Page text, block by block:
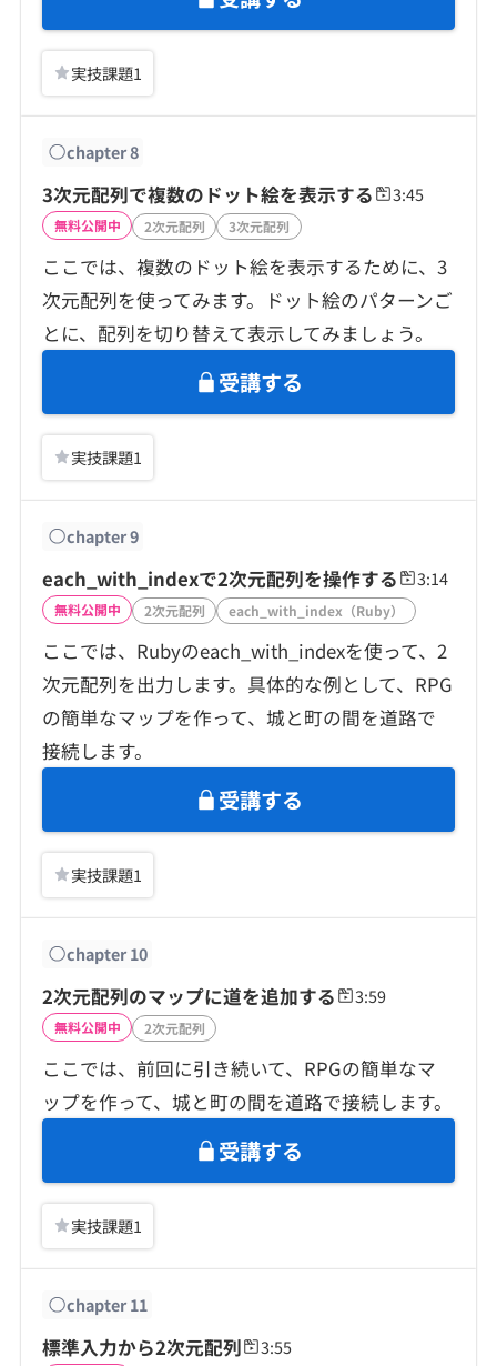
実技課題1
chapter8
3次元配列で複数のドット絵を表示する 3:45
無料公開中 2次元配列 3次元配列
ここでは、複数のドット絵を表示するために、3
次元配列を使ってみます。ドット絵のパターンご
とに、配列を切り替えて表示してみましょう。
受講する
実技課題1
chapter9
each_with_indexで2次元配列を操作する 3:14
無料公開中 2次元配列 each_with_index（Ruby）
ここでは、Rubyのeach_with_indexを使って、2
次元配列を出力します。具体的な例として、RPG
の簡単なマップを作って、城と町の間を道路で
接続します。
受講する
実技課題1
chapter10
2次元配列のマップに道を追加する 3:59
無料公開中 2次元配列
ここでは、前回に引き続いて、RPGの簡単なマ
ップを作って、城と町の間を道路で接続します。
受講する
実技課題1
chapter11
標準入力から2次元配列 3:55